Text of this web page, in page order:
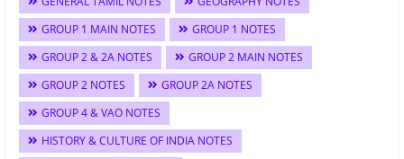
GROUP 1 MAIN NOTES
GROUP 1 NOTES
GROUP 2 & 2A NOTES
GROUP 2 MAIN NOTES
GROUP 2 NOTES
GROUP 2A NOTES
GROUP 4 & VAO NOTES
HISTORY & CULTURE OF INDIA NOTES